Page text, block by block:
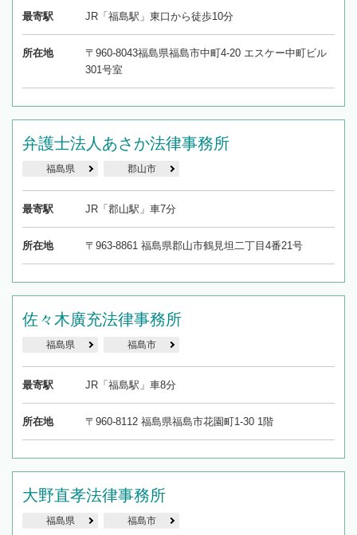
最寄駅 JR「福島駅」東口から徒歩10分
所在地
〒960-8043福島県福島市中町4-20 エスケー中町ビル
301号室
弁護士法人あさか法律事務所
福島県 郡山市
最寄駅 JR「郡山駅」車7分
所在地 〒963-8861 福島県郡山市鶴見坦二丁目4番21号
佐々木廣充法律事務所
福島県 福島市
最寄駅 JR「福島駅」車8分
所在地 〒960-8112 福島県福島市花園町1-30 1階
大野直孝法律事務所
福島県 福島市